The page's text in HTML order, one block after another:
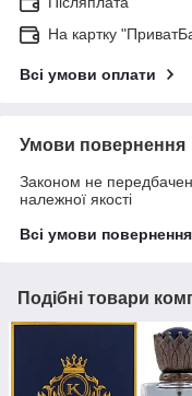
На картку
Всі умови оплати
Умови повернення
Законом не
належної якості
Всі умови повернення
Подібні товари